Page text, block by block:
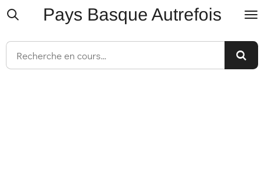
Passer
principal
Pays Basque Autrefois